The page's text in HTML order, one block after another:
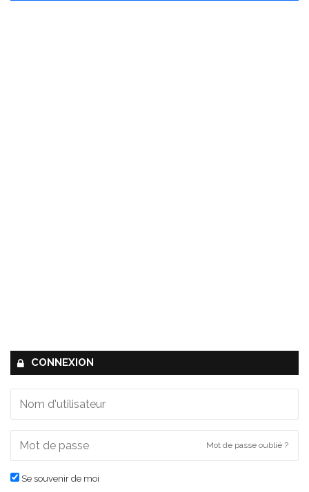
CONNEXION
Mot de passe oublié ?
Se souvenir de moi